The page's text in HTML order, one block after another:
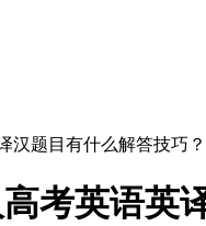
汉题目有什么解答技巧？
考英语英